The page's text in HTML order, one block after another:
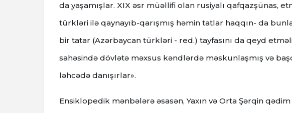
da yaşamışlar. XIX əsr müəllifi olan rusiyalı qafqazşünas,
türkləri ilə qaynayıb-qarışmış həmin tatlar haqqın- da
bir tatar (Azərbaycan türkləri - red.) tayfasını da qeyd
sahəsində dövlətə məxsus kəndlərdə məskunlaşmış və
ləhcədə danışırlar».
Ensiklopedik mənbələrə əsasən, Yaxın və Orta Şərqin